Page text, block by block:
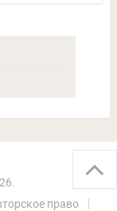
право